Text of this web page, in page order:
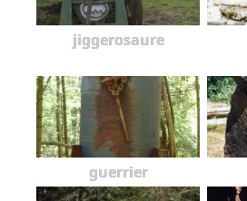
jiggerosaure
guerrier